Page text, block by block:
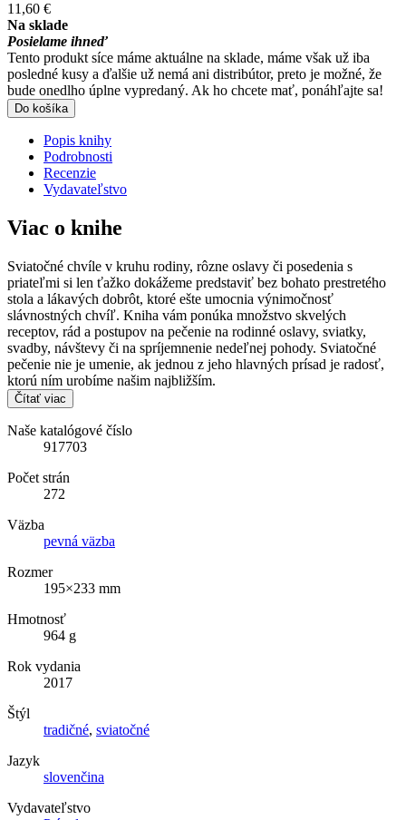
11,60 €
Na sklade
Posielame ihneď
Tento produkt síce máme aktuálne na sklade, máme však už iba
posledné kusy a ďalšie už nemá ani distribútor, preto je možné, že
bude onedlho úplne vypredaný. Ak ho chcete mať, ponáhľajte sa!
Do košíka
Popis knihy
Podrobnosti
Recenzie
Vydavateľstvo
Viac o knihe
Sviatočné chvíle v kruhu rodiny, rôzne oslavy či posedenia s
priateľmi si len ťažko dokážeme predstaviť bez bohato prestretého
stola a lákavých dobrôt, ktoré ešte umocnia výnimočnosť
slávnostných chvíľ. Kniha vám ponúka množstvo skvelých
receptov, rád a postupov na pečenie na rodinné oslavy, sviatky,
svadby, návštevy či na spríjemnenie nedeľnej pohody. Sviatočné
pečenie nie je umenie, ak jednou z jeho hlavných prísad je radosť,
ktorú ním urobíme našim najbližším.
Čítať viac
Naše katalógové číslo
917703
Počet strán
272
Väzba
pevná väzba
Rozmer
195×233 mm
Hmotnosť
964 g
Rok vydania
2017
Štýl
tradičné, sviatočné
Jazyk
slovenčina
Vydavateľstvo